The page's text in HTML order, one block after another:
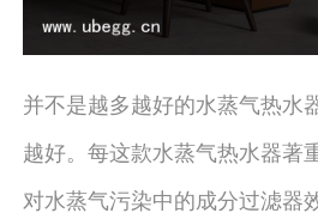
并不是越多越好的水蒸气热水
越好。每这款水蒸气热水器著
对水蒸气污染中的成分过滤器